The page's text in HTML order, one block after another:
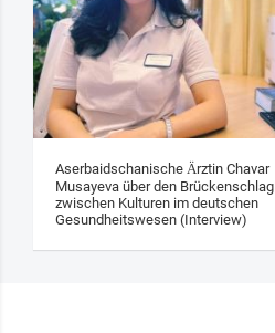
Aserbaidschanische Ärztin Chavar
Musayeva über den Brückenschlag
zwischen Kulturen im deutschen
Gesundheitswesen (Interview)